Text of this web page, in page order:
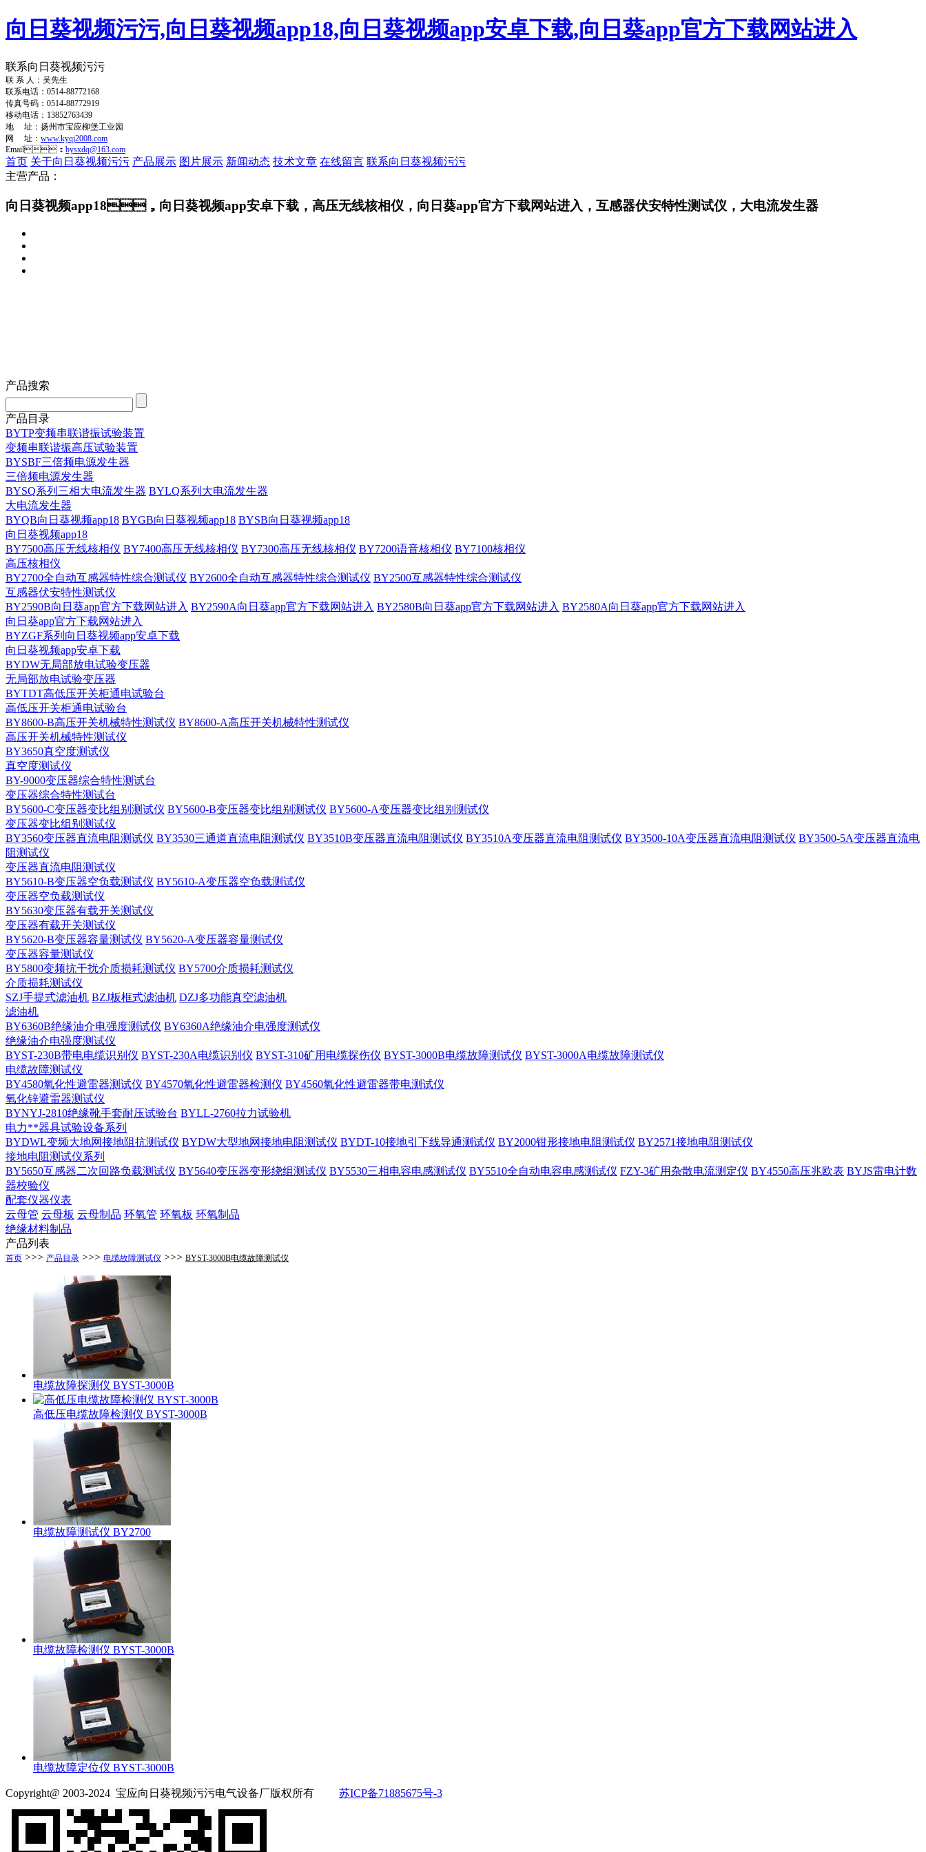
向日葵视频污污,向日葵视频app18,向日葵视频app安卓下载,向日葵app官方下载网站进入
联系向日葵视频污污
联 系 人：吴先生
联系电话：0514-88772168
传真号码：0514-88772919
移动电话：13852763439
地 址：扬州市宝应柳堡工业园
网 址： www.kyqj2008.com
Email： bysxdq@163.com
首页 关于向日葵视频污污 产品展示 图片展示 新闻动态 技术文章 在线留言 联系向日葵视频污污
主营产品：
向日葵视频app18，向日葵视频app安卓下载，高压无线核相仪，向日葵app官方下载网站进入，互感器伏安特性测试仪，大电流发生器
产品搜索
产品目录
BYTP变频串联谐振试验装置
变频串联谐振高压试验装置
BYSBF三倍频电源发生器
三倍频电源发生器
BYSQ系列三相大电流发生器 BYLQ系列大电流发生器
大电流发生器
BYQB向日葵视频app18 BYGB向日葵视频app18 BYSB向日葵视频app18
向日葵视频app18
BY7500高压无线核相仪 BY7400高压无线核相仪 BY7300高压无线核相仪 BY7200语音核相仪 BY7100核相仪
高压核相仪
BY2700全自动互感器特性综合测试仪 BY2600全自动互感器特性综合测试仪 BY2500互感器特性综合测试仪
互感器伏安特性测试仪
BY2590B向日葵app官方下载网站进入 BY2590A向日葵app官方下载网站进入 BY2580B向日葵app官方下载网站进入 BY2580A向日葵app官方下载网站进入
向日葵app官方下载网站进入
BYZGF系列向日葵视频app安卓下载
向日葵视频app安卓下载
BYDW无局部放电试验变压器
无局部放电试验变压器
BYTDT高低压开关柜通电试验台
高低压开关柜通电试验台
BY8600-B高压开关机械特性测试仪 BY8600-A高压开关机械特性测试仪
高压开关机械特性测试仪
BY3650真空度测试仪
真空度测试仪
BY-9000变压器综合特性测试台
变压器综合特性测试台
BY5600-C变压器变比组别测试仪 BY5600-B变压器变比组别测试仪 BY5600-A变压器变比组别测试仪
变压器变比组别测试仪
BY3560变压器直流电阻测试仪 BY3530三通道直流电阻测试仪 BY3510B变压器直流电阻测试仪 BY3510A变压器直流电阻测试仪 BY3500-10A变压器直流电阻测试仪 BY3500-5A变压器直流电
阻测试仪
变压器直流电阻测试仪
BY5610-B变压器空负载测试仪 BY5610-A变压器空负载测试仪
变压器空负载测试仪
BY5630变压器有载开关测试仪
变压器有载开关测试仪
BY5620-B变压器容量测试仪 BY5620-A变压器容量测试仪
变压器容量测试仪
BY5800变频抗干扰介质损耗测试仪 BY5700介质损耗测试仪
介质损耗测试仪
SZJ手提式滤油机 BZJ板框式滤油机 DZJ多功能真空滤油机
滤油机
BY6360B绝缘油介电强度测试仪 BY6360A绝缘油介电强度测试仪
绝缘油介电强度测试仪
BYST-230B带电电缆识别仪 BYST-230A电缆识别仪 BYST-310矿用电缆探伤仪 BYST-3000B电缆故障测试仪 BYST-3000A电缆故障测试仪
电缆故障测试仪
BY4580氧化性避雷器测试仪 BY4570氧化性避雷器检测仪 BY4560氧化性避雷器带电测试仪
氧化锌避雷器测试仪
BYNYJ-2810绝缘靴手套耐压试验台 BYLL-2760拉力试验机
电力**器具试验设备系列
BYDWL变频大地网接地阻抗测试仪 BYDW大型地网接地电阻测试仪 BYDT-10接地引下线导通测试仪 BY2000钳形接地电阻测试仪 BY2571接地电阻测试仪
接地电阻测试仪系列
BY5650互感器二次回路负载测试仪 BY5640变压器变形绕组测试仪 BY5530三相电容电感测试仪 BY5510全自动电容电感测试仪 FZY-3矿用杂散电流测定仪 BY4550高压兆欧表 BYJS雷电计数
器校验仪
配套仪器仪表
云母管 云母板 云母制品 环氧管 环氧板 环氧制品
绝缘材料制品
产品列表
首页 >>> 产品目录 >>> 电缆故障测试仪 >>> BYST-3000B电缆故障测试仪
电缆故障探测仪 BYST-3000B
高低压电缆故障检测仪 BYST-3000B
电缆故障测试仪 BY2700
电缆故障检测仪 BYST-3000B
电缆故障定位仪 BYST-3000B
Copyright@ 2003-2024 宝应向日葵视频污污电气设备厂版权所有 苏ICP备71885675号-3